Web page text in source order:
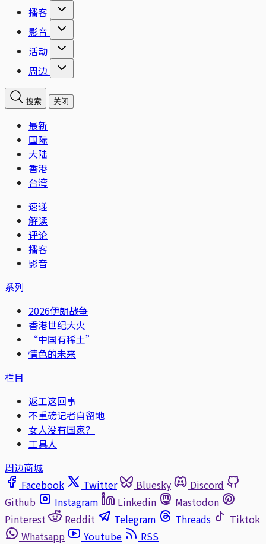
播客
影音
活动
周边
搜索 关闭
最新
国际
大陆
香港
台湾
速递
解读
评论
播客
影音
系列
2026伊朗战争
香港世纪大火
“中国有稀土”
情色的未来
栏目
返工这回事
不重磅记者自留地
女人没有国家？
工具人
周边商城
Facebook
Twitter Bluesky
Discord
Github
Instagram Linkedin
Mastodon
Pinterest
Reddit Telegram Threads
Tiktok
Whatsapp
Youtube
RSS